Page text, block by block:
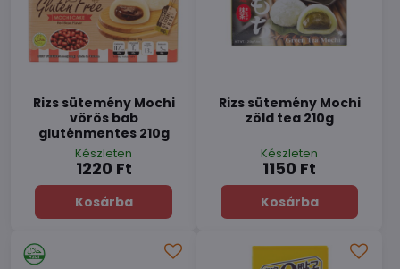
Rizs sütemény Mochi
vörös bab
gluténmentes 210g
Készleten
1220 Ft
Kosárba
Rizs sütemény Mochi
zöld tea 210g
Készleten
1150 Ft
Kosárba